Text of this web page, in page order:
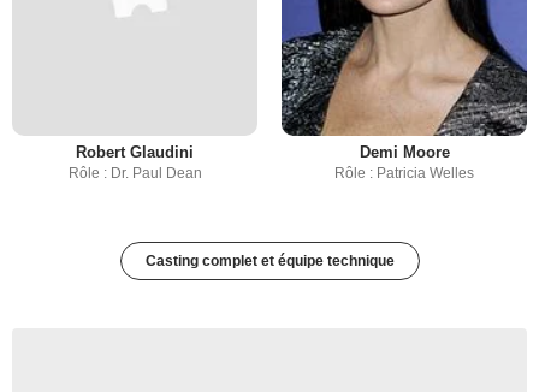
Robert Glaudini
Rôle : Dr. Paul Dean
Demi Moore
Rôle : Patricia Welles
Casting complet et équipe technique